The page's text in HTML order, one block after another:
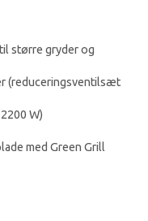
større gryder og
(reduceringsventilsæt
W)
med Green Grill